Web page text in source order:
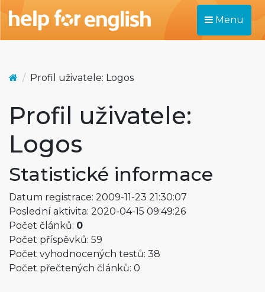
Menu
Profil uživatele: Logos
Profil uživatele:
Logos
Statistické informace
Datum registrace: 2009-11-23 21:30:07
Poslední aktivita: 2020-04-15 09:49:26
Počet článků: 0
Počet příspěvků: 59
Počet vyhodnocených testů: 38
Počet přečtených článků: 0